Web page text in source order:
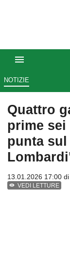
NOTIZIE
Quattro
prime
punta
13.01.2026 17:00 di
VEDI LETTURE